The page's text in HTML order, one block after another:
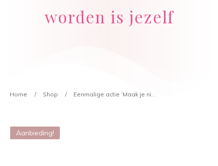
worden is jezelf
Home / Shop / Eenmalige actie ‘Maak je niet druk wat anderen van je denken’
Aanbieding!